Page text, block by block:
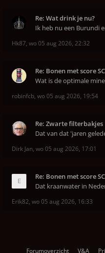
Re: Wat drink je nu?
Ik heb nu een Burundi
Hk87, wo 05 aug 2026, 22:32
Re: Bonen met score
Wat is de optimale
robinfcb, wo 05 aug 2026, 19:54
Re: Zwarte filterbakjes
Dat van dat 'jaren
Dirk Jan, wo 05 aug 2026, 17:01
Re: Bonen met score
Dat kraanwater in
Erik82, wo 05 aug 2026, 16:33
Forumoverzicht V&A